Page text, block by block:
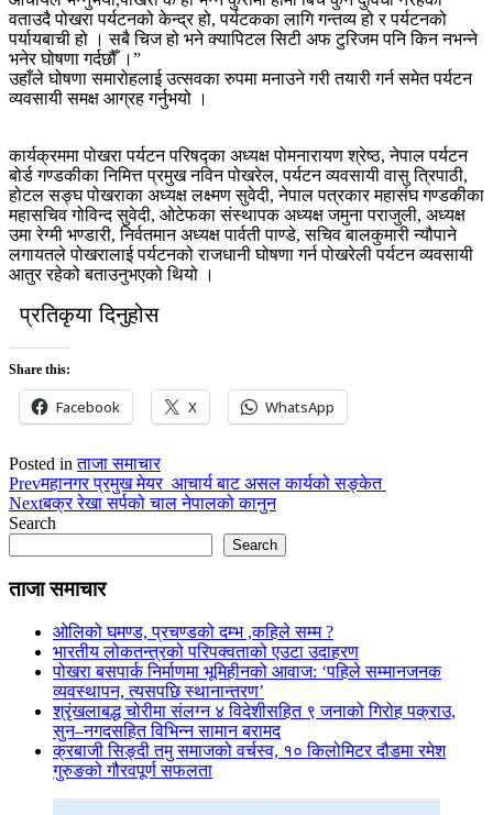
वताउदै पोखरा पर्यटनको केन्द्र हो, पर्यटकका लागि गन्तव्य हो र पर्यटनको
पर्यायबाची हो । सबै चिज हो भने क्यापिटल सिटी अफ टुरिजम पनि किन नभन्ने
भनेर घोषणा गर्दछौँ ।”
उहाँले घोषणा समारोहलाई उत्सवका रुपमा मनाउने गरी तयारी गर्न समेत पर्यटन
व्यवसायी समक्ष आग्रह गर्नुभयो ।
कार्यक्रममा पोखरा पर्यटन परिषद्का अध्यक्ष पोमनारायण श्रेष्ठ, नेपाल पर्यटन
बोर्ड गण्डकीका निमित्त प्रमुख नविन पोखरेल, पर्यटन व्यवसायी वासु त्रिपाठी,
होटल सङ्घ पोखराका अध्यक्ष लक्ष्मण सुवेदी, नेपाल पत्रकार महासंघ गण्डकीका
महासचिव गोविन्द सुवेदी, ओटेफका संस्थापक अध्यक्ष जमुना पराजुली, अध्यक्ष
उमा रेग्मी भण्डारी, निर्वतमान अध्यक्ष पार्वती पाण्डे, सचिव बालकुमारी न्यौपाने
लगायतले पोखरालाई पर्यटनको राजधानी घोषणा गर्न पोखरेली पर्यटन व्यवसायी
आतुर रहेको बताउनुभएको थियो ।
प्रतिकृया दिनुहोस
Share this:
Facebook X WhatsApp
Posted inताजा समाचार
Prevमहानगर प्रमुख मेयर आचार्य बाट असल कार्यको सङ्केत
Nextबक्र रेखा सर्पको चाल नेपालको कानुन
Search
Search
ताजा समाचार
ओलिको घमण्ड, प्रचण्डको दम्भ ,कहिले सम्म ?
भारतीय लोकतन्त्रको परिपक्वताको एउटा उदाहरण
पोखरा बसपार्क निर्माणमा भूमिहीनको आवाज: ‘पहिले सम्मानजनक
व्यवस्थापन, त्यसपछि स्थानान्तरण’
श्रृंखलाबद्ध चोरीमा संलग्न ४ विदेशीसहित ९ जनाको गिरोह पक्राउ,
सुन–नगदसहित विभिन्न सामान बरामद
क्रबाजी सिङ्दी तमु समाजको वर्चस्व, १० किलोमिटर दौडमा रमेश
गुरुङको गौरवपूर्ण सफलता